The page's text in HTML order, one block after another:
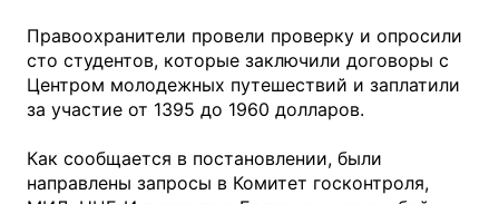
Правоохранители провели проверку и опросили
сто студентов, которые заключили договоры с
Центром молодежных путешествий и заплатили
за участие от 1395 до 1960 долларов.
Как сообщается в постановлении, были
направлены запросы в Комитет госконтроля,